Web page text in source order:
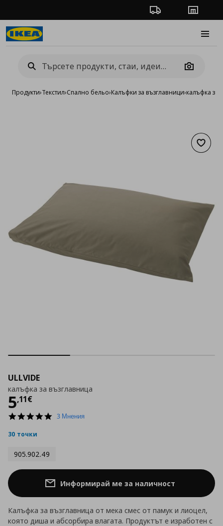
Проследяване на
Camera
Продукти›Текстил›Спално бельо›Калъфки за възглавници›калъфка за
ULLVIDE
калъфка за възглавница
5,11€
Цена
5.0
3 Мнения
30 точки
905.902.49
Информирай ме за наличност
Калъфка за възглавница от мека смес от памук и лиоцел,
която диша и абсорбира влагата. Продуктът е изработен с